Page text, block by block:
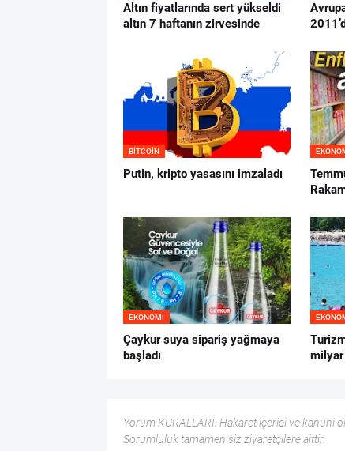
Altın fiyatlarında sert yükseldi
altın 7 haftanın zirvesinde
BITCOIN
Putin, kripto yasasını imzaladı
EKONOMI
Çaykur suya sipariş yağmaya
başladı
milyar
Yorum KURALLARI: Hakaret içerici ve kanuni
Sorumluluk tamamen siz ziyaretçilere aittir.